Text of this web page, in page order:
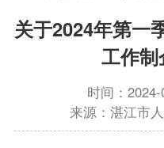
关于2024年第一
工作
时间：
来源：湛江市